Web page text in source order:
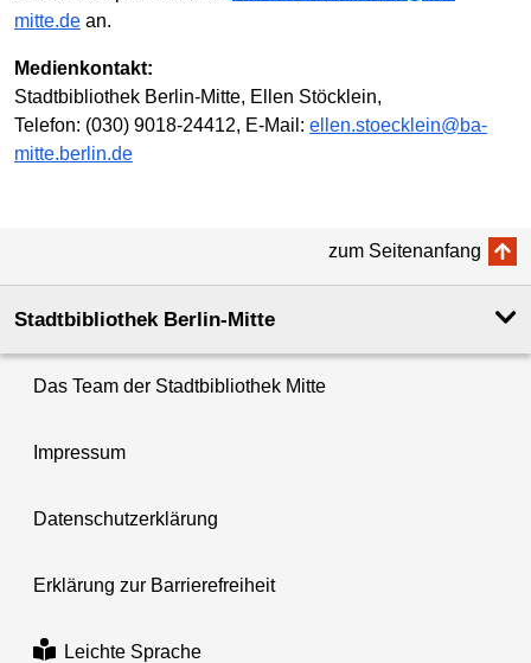
mitte.de an.
Medienkontakt:
Stadtbibliothek Berlin-Mitte, Ellen Stöcklein,
Telefon: (030) 9018-24412, E-Mail: ellen.stoecklein@ba-
mitte.berlin.de
zum Seitenanfang
Stadtbibliothek Berlin-Mitte
Das Team der Stadtbibliothek Mitte
Impressum
Datenschutzerklärung
Erklärung zur Barrierefreiheit
Leichte Sprache